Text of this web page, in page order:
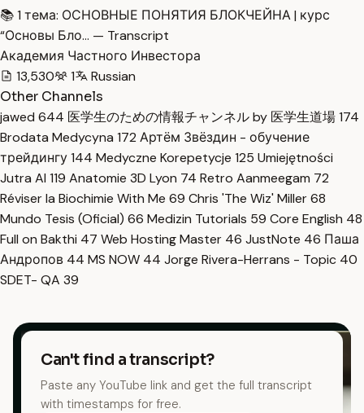
📚 1 тема: ОСНОВНЫЕ ПОНЯТИЯ БЛОКЧЕЙНА | курс
“Основы Бло… — Transcript
Академия Частного Инвестора
13,530
1
Russian
Other Channels
jawed 644 医学生のための情報チャンネル by 医学生道場174
Brodata Medycyna 172 Артём Звёздин - обучение
трейдингу144 Medyczne Korepetycje 125 Umiejętności
Jutra AI 119 Anatomie 3D Lyon 74 Retro Aanmeegam 72
Réviser la Biochimie With Me 69 Chris 'The Wiz' Miller68
Mundo Tesis (Oficial) 66 Medizin Tutorials 59 Core English 48
Full on Bakthi 47 Web Hosting Master 46 JustNote 46 Паша
Андропов 44 MS NOW 44 Jorge Rivera-Herrans - Topic 40
SDET- QA 39
Can't find a transcript?
Paste any YouTube link and get the full transcript
with timestamps for free.